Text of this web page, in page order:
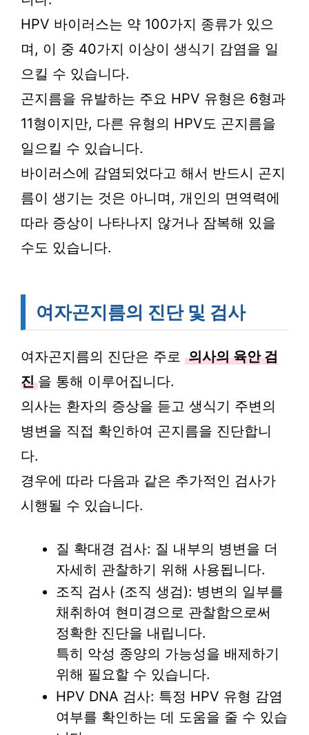
HPV 바이러스는 약 100가지 종류가 있으
며, 이 중 40가지 이상이 생식기 감염을 일
으킬 수 있습니다.
곤지름을 유발하는 주요 HPV 유형은 6형과
11형이지만, 다른 유형의 HPV도 곤지름을
일으킬 수 있습니다.
바이러스에 감염되었다고 해서 반드시 곤지
름이 생기는 것은 아니며, 개인의 면역력에
따라 증상이 나타나지 않거나 잠복해 있을
수도 있습니다.
여자곤지름의 진단 및 검사
여자곤지름의 진단은 주로 의사의 육안 검
진 을 통해 이루어집니다.
의사는 환자의 증상을 듣고 생식기 주변의
병변을 직접 확인하여 곤지름을 진단합니
다.
경우에 따라 다음과 같은 추가적인 검사가
시행될 수 있습니다.
질 확대경 검사: 질 내부의 병변을 더
자세히 관찰하기 위해 사용됩니다.
조직 검사 (조직 생검): 병변의 일부를
채취하여 현미경으로 관찰함으로써
정확한 진단을 내립니다.
특히 악성 종양의 가능성을 배제하기
위해 필요할 수 있습니다.
HPV DNA 검사: 특정 HPV 유형 감염
여부를 확인하는 데 도움을 줄 수 있습